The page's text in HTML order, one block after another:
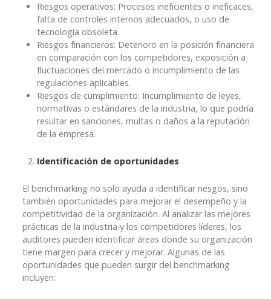
Riesgos operativos: Procesos ineficientes o ineficaces,
falta de controles internos adecuados, o uso de
tecnología obsoleta.
Riesgos financieros: Deterioro en la posición financiera
en comparación con los competidores, exposición a
fluctuaciones del mercado o incumplimiento de las
regulaciones aplicables.
Riesgos de cumplimiento: Incumplimiento de leyes,
normativas o estándares de la industria, lo que podría
resultar en sanciones, multas o daños a la reputación
de la empresa.
Identificación de oportunidades
El benchmarking no solo ayuda a identificar riesgos, sino
también oportunidades para mejorar el desempeño y la
competitividad de la organización. Al analizar las mejores
prácticas de la industria y los competidores líderes, los
auditores pueden identificar áreas donde su organización
tiene margen para crecer y mejorar. Algunas de las
oportunidades que pueden surgir del benchmarking
incluyen: